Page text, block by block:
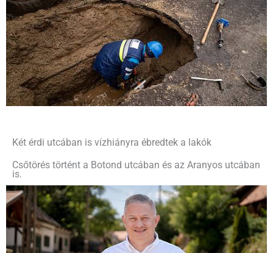
Két érdi utcában is vízhiányra ébredtek a lakók
Csőtörés történt a Botond utcában és az Aranyos utcában
is.